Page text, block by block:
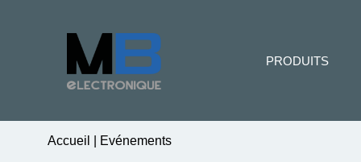
Accueil Evénements
PRODUITS